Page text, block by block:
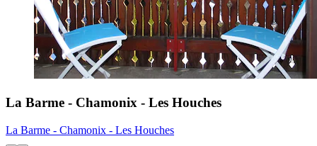
La Barme - Chamonix - Les Houches
La Barme - Chamonix - Les Houches